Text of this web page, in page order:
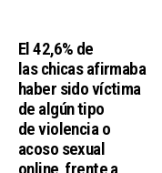
El 42,6% de
las chicas afirmaba
haber sido víctima
de algún tipo
de violencia o
acoso sexual
online, frente a